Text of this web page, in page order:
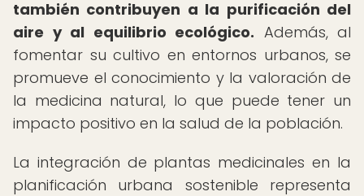
también contribuyen a la purificación del
aire y al equilibrio ecológico. Además, al
fomentar su cultivo en entornos urbanos, se
promueve el conocimiento y la valoración de
la medicina natural, lo que puede tener un
impacto positivo en la salud de la población.
La integración de plantas medicinales en la
planificación urbana sostenible representa